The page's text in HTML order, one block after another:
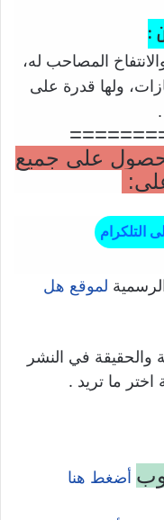
المصاحب له،
ولها قدرة على
على جميع
التلكرام
لموقع هل
والحقيقة في النشر
اختر ما تريد .
أضغط هنا